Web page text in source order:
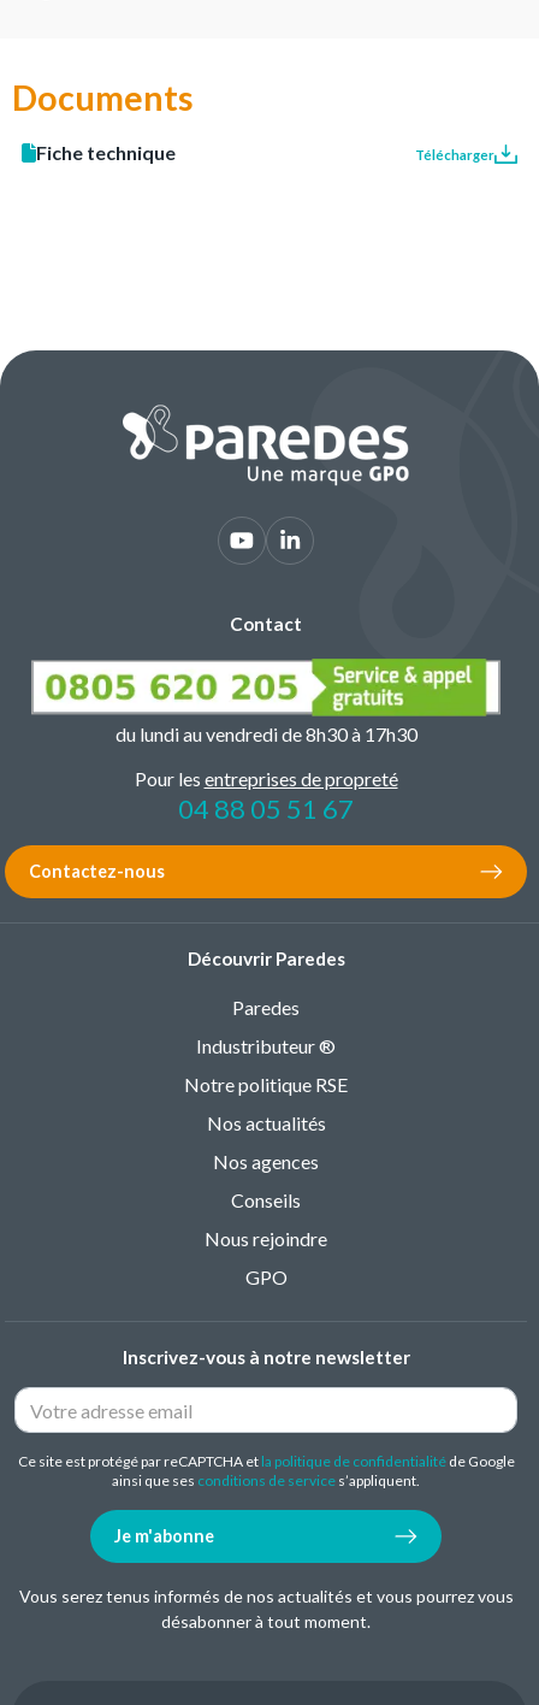
Documents
Fiche technique Télécharger
Contact
du lundi au vendredi de 8h30 à 17h30
Pour les entreprises de propreté
04 88 05 51 67
Contactez-nous
Découvrir Paredes
Paredes
Industributeur ®
Notre politique RSE
Nos actualités
Nos agences
Conseils
Nous rejoindre
GPO
Inscrivez-vous à notre newsletter
Ce site est protégé par reCAPTCHA et la politique de confidentialitéde Google
ainsi que ses conditions de service s’appliquent.
Je m'abonne
Vous serez tenus informés de nos actualités et vous pourrez vous
désabonner à tout moment.